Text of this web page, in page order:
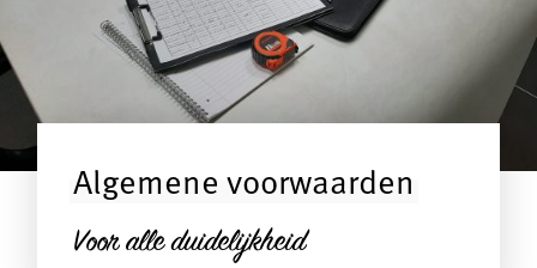
Algemene voorwaarden
Voor alle duidelijkheid